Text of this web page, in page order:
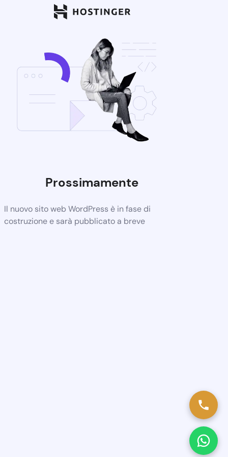
Prossimamente
Il nuovo sito web WordPress è in fase di
costruzione e sarà pubblicato a breve